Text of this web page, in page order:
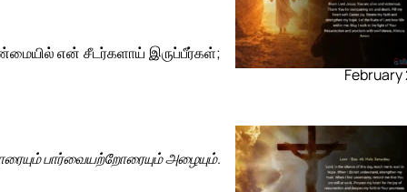
என் சீடர்களாய் இருப்பீர்கள்;
பார்வையற்றோரையும் அழையும்.
Sunday
February
40: